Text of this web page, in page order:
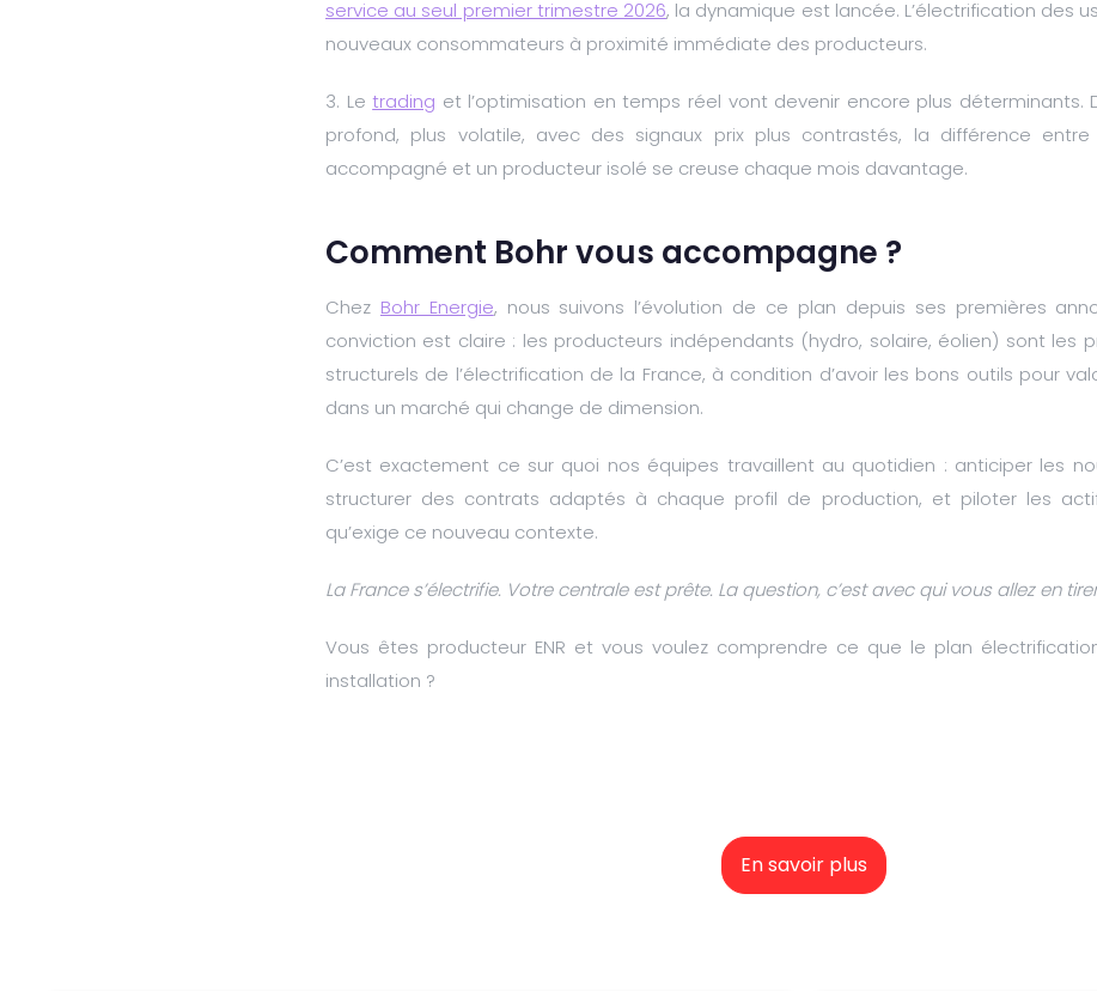
service au seul premier trimestre 2026, la dynamique est lancée. L’électrification des
nouveaux consommateurs à proximité immédiate des producteurs.
3. Letrading et l’optimisation en temps réel vont devenir encore plus déterminants.
profond, plus volatile, avec des signaux prix plus contrastés, la différence
accompagné et un producteur isolé se creuse chaque mois davantage.
Comment Bohr vous accompagne ?
Chez Bohr Energie, nous suivons l’évolution de ce plan depuis ses premières
conviction est claire : les producteurs indépendants (hydro, solaire, éolien) sont les
structurels de l’électrification de la France, à condition d’avoir les bons outils pour
dans un marché qui change de dimension.
C’est exactement ce sur quoi nos équipes travaillent au quotidien : anticiper les
structurer des contrats adaptés à chaque profil de production, et piloter les
qu’exige ce nouveau contexte.
La France s’électrifie. Votre centrale est prête. La question, c’est avec qui vous allez en
Vous êtes producteur ENR et vous voulez comprendre ce que le plan
installation ?
En savoir plus